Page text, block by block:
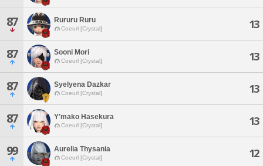
87 Rururu Ruru
Coeurl [Crystal] 13
87 Sooni Mori
Coeurl [Crystal] 13
87 Syelyena Dazkar
Coeurl [Crystal] 13
87 Y'mako Hasekura
Coeurl [Crystal] 13
99 Aurelia Thysania
Coeurl [Crystal] 12